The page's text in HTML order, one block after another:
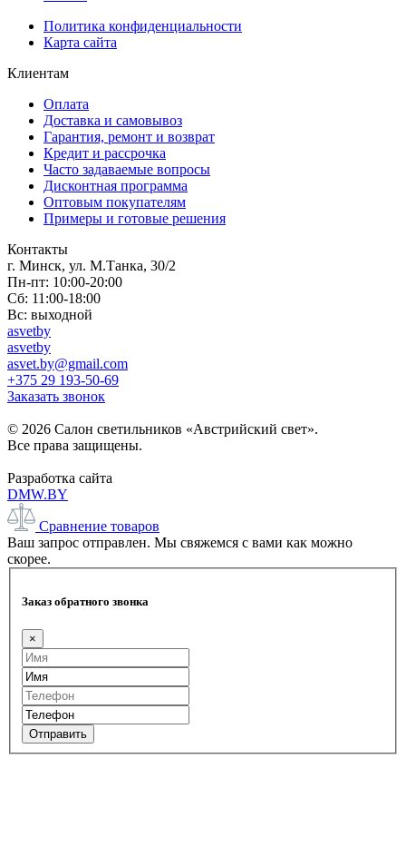
Политика конфиденциальности
Карта сайта
Клиентам
Оплата
Доставка и самовывоз
Гарантия, ремонт и возврат
Кредит и рассрочка
Часто задаваемые вопросы
Дисконтная программа
Оптовым покупателям
Примеры и готовые решения
Контакты
г. Минск, ул. М.Танка, 30/2
Пн-пт: 10:00-20:00
Сб: 11:00-18:00
Вс: выходной
asvetby
asvetby
asvet.by@gmail.com
+375 29 193-50-69
Заказать звонок
© 2026 Салон светильников «Австрийский свет».
Все права защищены.
Разработка сайта
DMW.BY
Сравнение товаров
Ваш запрос отправлен. Мы свяжемся с вами как можно
скорее.
Заказ обратного звонка
×
Отправить